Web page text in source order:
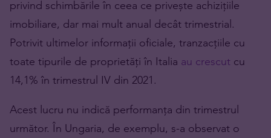
privind schimbările în ceea ce privește achizițiile
imobiliare, dar mai mult anual decât trimestrial.
Potrivit ultimelor informații oficiale, tranzacțiile cu
toate tipurile de proprietăți în Italia au crescut cu
14,1% în trimestrul IV din 2021.
Acest lucru nu indică performanța din trimestrul
următor. În Ungaria, de exemplu, s-a observat o